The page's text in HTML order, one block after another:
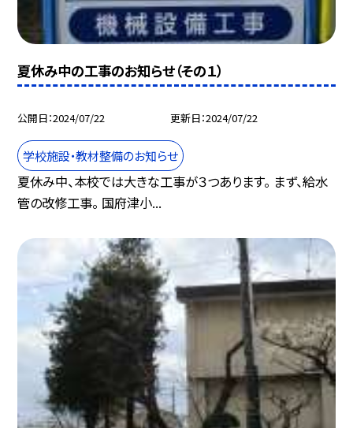
夏休み中の工事のお知らせ（その１）
公開日 2024/07/22 更新日 2024/07/22
学校施設・教材整備のお知らせ
夏休み中、本校では大きな工事が３つあります。 まず、給水
管の改修工事。 国府津小...